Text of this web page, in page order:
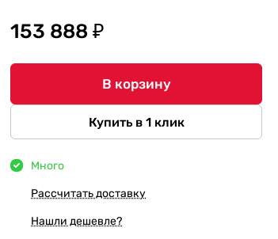
153 888 ₽
В корзину
Купить в 1 клик
Много
Рассчитать доставку
Нашли дешевле?